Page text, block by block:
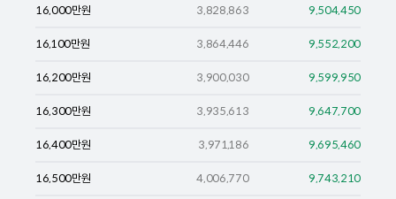
16,000만원 3,828,863 9,504,450
16,100만원 3,864,446 9,552,200
16,200만원 3,900,030 9,599,950
16,300만원 3,935,613 9,647,700
16,400만원 3,971,186 9,695,460
16,500만원 4,006,770 9,743,210